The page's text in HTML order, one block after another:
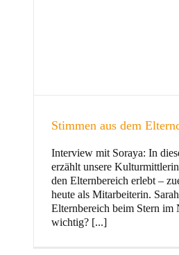
und Familie
Stimmen aus dem
Interview mit Soraya: In
erzählt unsere
den Elternbereich erlebt –
heute als Mitarbeiterin.
Elternbereich beim Stern im
wichtig? [...]